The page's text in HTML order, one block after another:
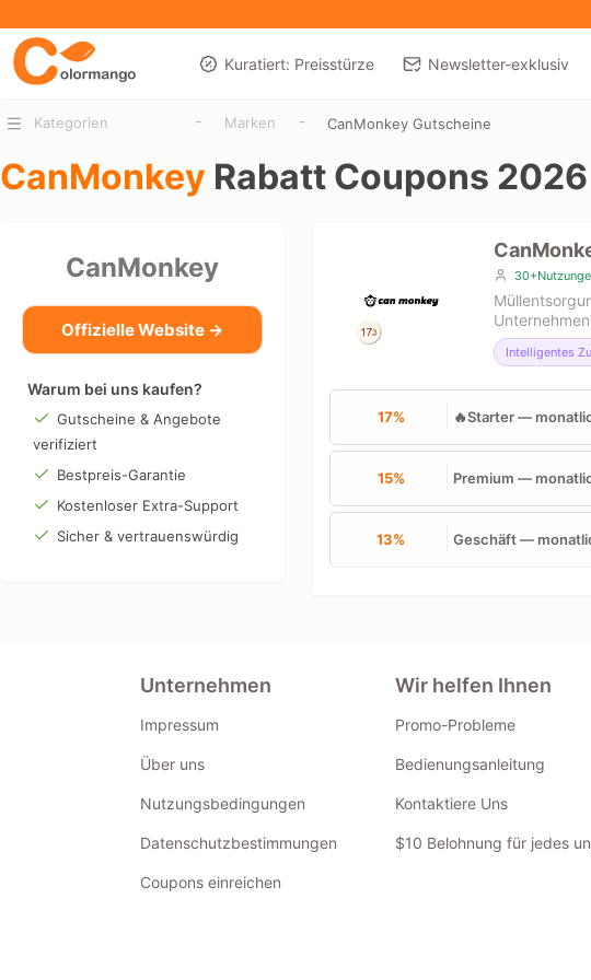
Kuratiert: Preisstürze Newsletter-exklusiv
Kategorien - Marken - CanMonkey Gutscheine
CanMonkey Rabatt Coupons 2026
CanMonkey
Offizielle Website →
Warum bei uns kaufen?
Gutscheine & Angebote
verifiziert
Bestpreis-Garantie
Kostenloser Extra-Support
Sicher & vertrauenswürdig
Intelligentes
17% 🔥Starter —
15% Premium —
13% Geschäft —
Unternehmen
Impressum
Über uns
Nutzungsbedingungen
Datenschutzbestimmungen
Coupons einreichen
Wir helfen Ihnen
Promo-Probleme
Bedienungsanleitung
Kontaktiere Uns
$10 Belohnung für jedes